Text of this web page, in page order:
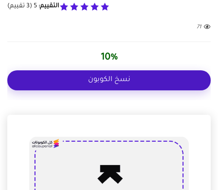
التقييم: 5
(
3 تقييم)
71
10%
نسخ الكوبون